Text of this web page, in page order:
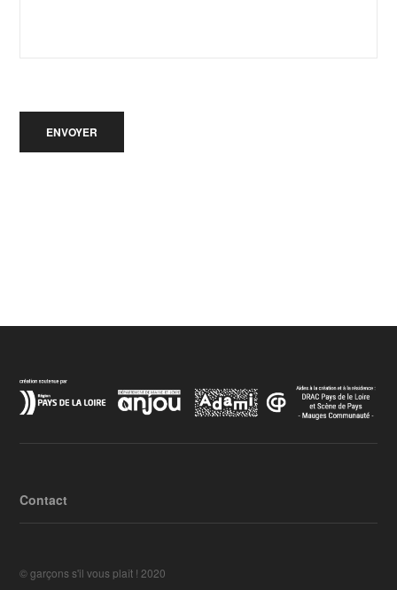
Contact
© garçons s'il vous plaît ! 2020